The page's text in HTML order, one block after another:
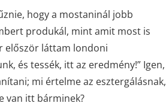
hogy a mostaninál jobb
produkál, mint amit most is
először láttam londoni
és tessék, itt az eredmény!” Igen,
mi értelme az esztergálásnak,
van itt bárminek?